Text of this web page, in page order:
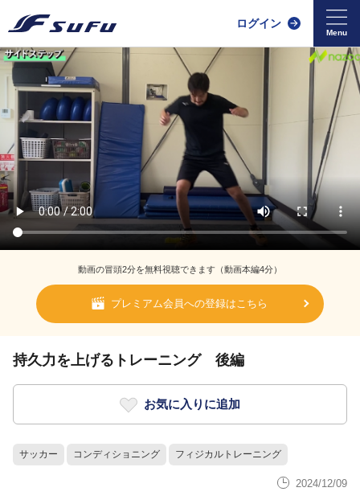
ログイン
動画の冒頭2分を無料視聴できます（動画本編4分）
プレミアム会員への登録はこちら
持久力を上げるトレーニング 後編
お気に入りに追加
サッカー コンディショニング フィジカルトレーニング
2024/12/09